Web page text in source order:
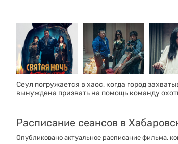
Сеул погружается в хаос, когда город
вынуждена призвать на помощь команду
Расписание сеансов в
Опубликовано актуальное расписание фильма,